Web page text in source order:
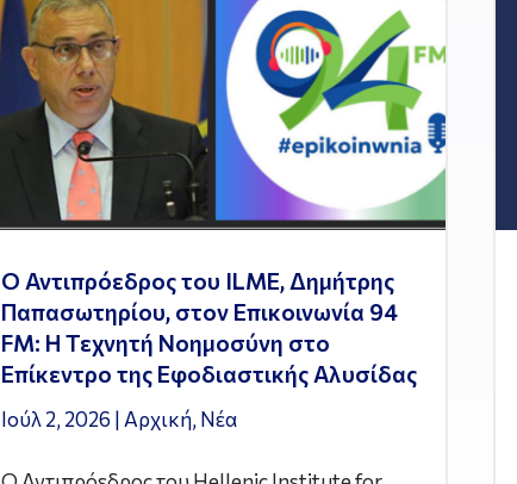
Ο Αντιπρόεδρος του ILME, Δημήτρης
Παπασωτηρίου, στον Επικοινωνία 94
FM: Η Τεχνητή Νοημοσύνη στο
Επίκεντρο της Εφοδιαστικής Αλυσίδας
Ιούλ 2, 2026 | Αρχική, Νέα